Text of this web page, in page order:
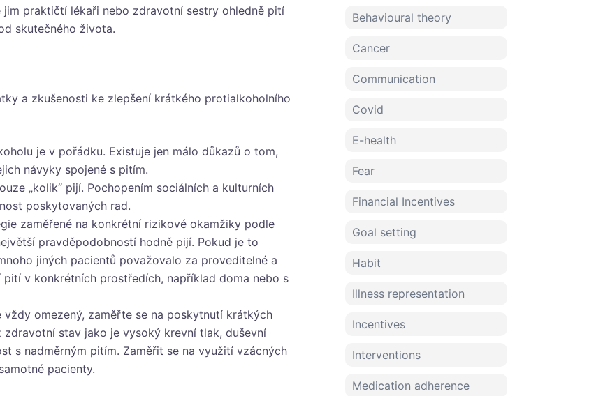
praktičtí lékaři nebo zdravotní sestry ohledně pití
skutečného života.
a zkušenosti ke zlepšení krátkého protialkoholního
je v pořádku. Existuje jen málo důkazů o tom,
návyky spojené s pitím.
„kolik“ pijí. Pochopením sociálních a kulturních
poskytovaných rad.
zaměřené na konkrétní rizikové okamžiky podle
pravděpodobností hodně pijí. Pokud je to
jiných pacientů považovalo za proveditelné a
v konkrétních prostředích, například doma nebo s
omezený, zaměřte se na poskytnutí krátkých
stav jako je vysoký krevní tlak, duševní
s nadměrným pitím. Zaměřit se na využití vzácných
pacienty.
Behavioural theory
Cancer
Communication
Covid
E-health
Fear
Financial Incentives
Goal setting
Habit
Illness representation
Incentives
Interventions
Medication adherence